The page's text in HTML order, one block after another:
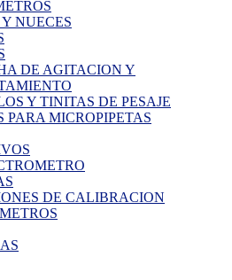
NUECES
DE AGITACION Y
Y TINITAS DE PESAJE
PARA MICROPIPETAS
DE CALIBRACION